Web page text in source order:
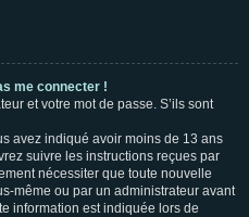
me connecter !
et votre mot de passe. S’ils sont
avez indiqué avoir moins de 13 ans
suivre les instructions reçues par
nécessiter que toute nouvelle
même ou par un administrateur avant
information est indiquée lors de